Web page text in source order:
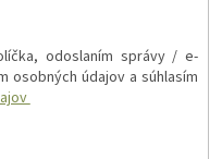
odoslaním správy / e-
osobných údajov a súhlasím